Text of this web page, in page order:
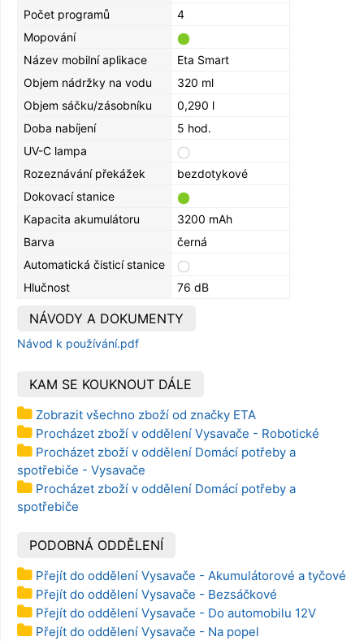
Počet programů
4
Mopování
Název mobilní aplikace
Eta Smart
Objem nádržky na vodu
320 ml
Objem sáčku/zásobníku
0,290 l
Doba nabíjení
5 hod.
UV-C lampa
Rozeznávání překážek
bezdotykové
Dokovací stanice
Kapacita akumulátoru
3200 mAh
Barva
černá
Automatická čisticí stanice
Hlučnost
76 dB
NÁVODY A DOKUMENTY
Návod k používání.pdf
KAM SE KOUKNOUT DÁLE
Zobrazit všechno zboží od značky ETA
Procházet zboží v oddělení Vysavače - Robotické
Procházet zboží v oddělení Domácí potřeby a
spotřebiče - Vysavače
Procházet zboží v oddělení Domácí potřeby a
spotřebiče
PODOBNÁ ODDĚLENÍ
Přejít do oddělení Vysavače - Akumulátorové a tyčové
Přejít do oddělení Vysavače - Bezsáčkové
Přejít do oddělení Vysavače - Do automobilu 12V
Přejít do oddělení Vysavače - Na popel